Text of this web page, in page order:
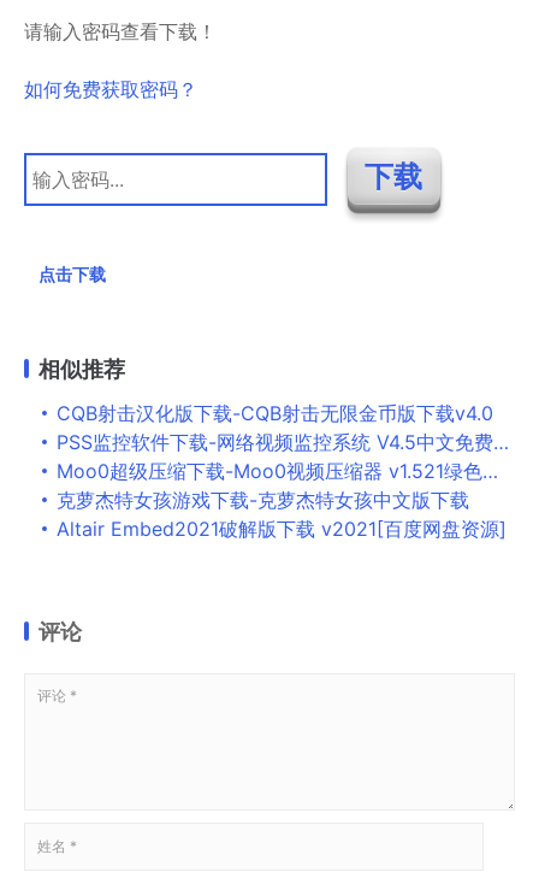
请输入密码查看下载！
如何免费获取密码？
点击下载
相似推荐
CQB射击汉化版下载-CQB射击无限金币版下载v4.0
PSS监控软件下载-网络视频监控系统 V4.5中文免费版下载
Moo0超级压缩下载-Moo0视频压缩器 v1.521绿色版下载
克萝杰特女孩游戏下载-克萝杰特女孩中文版下载
Altair Embed2021破解版下载 v2021[百度网盘资源]
评论